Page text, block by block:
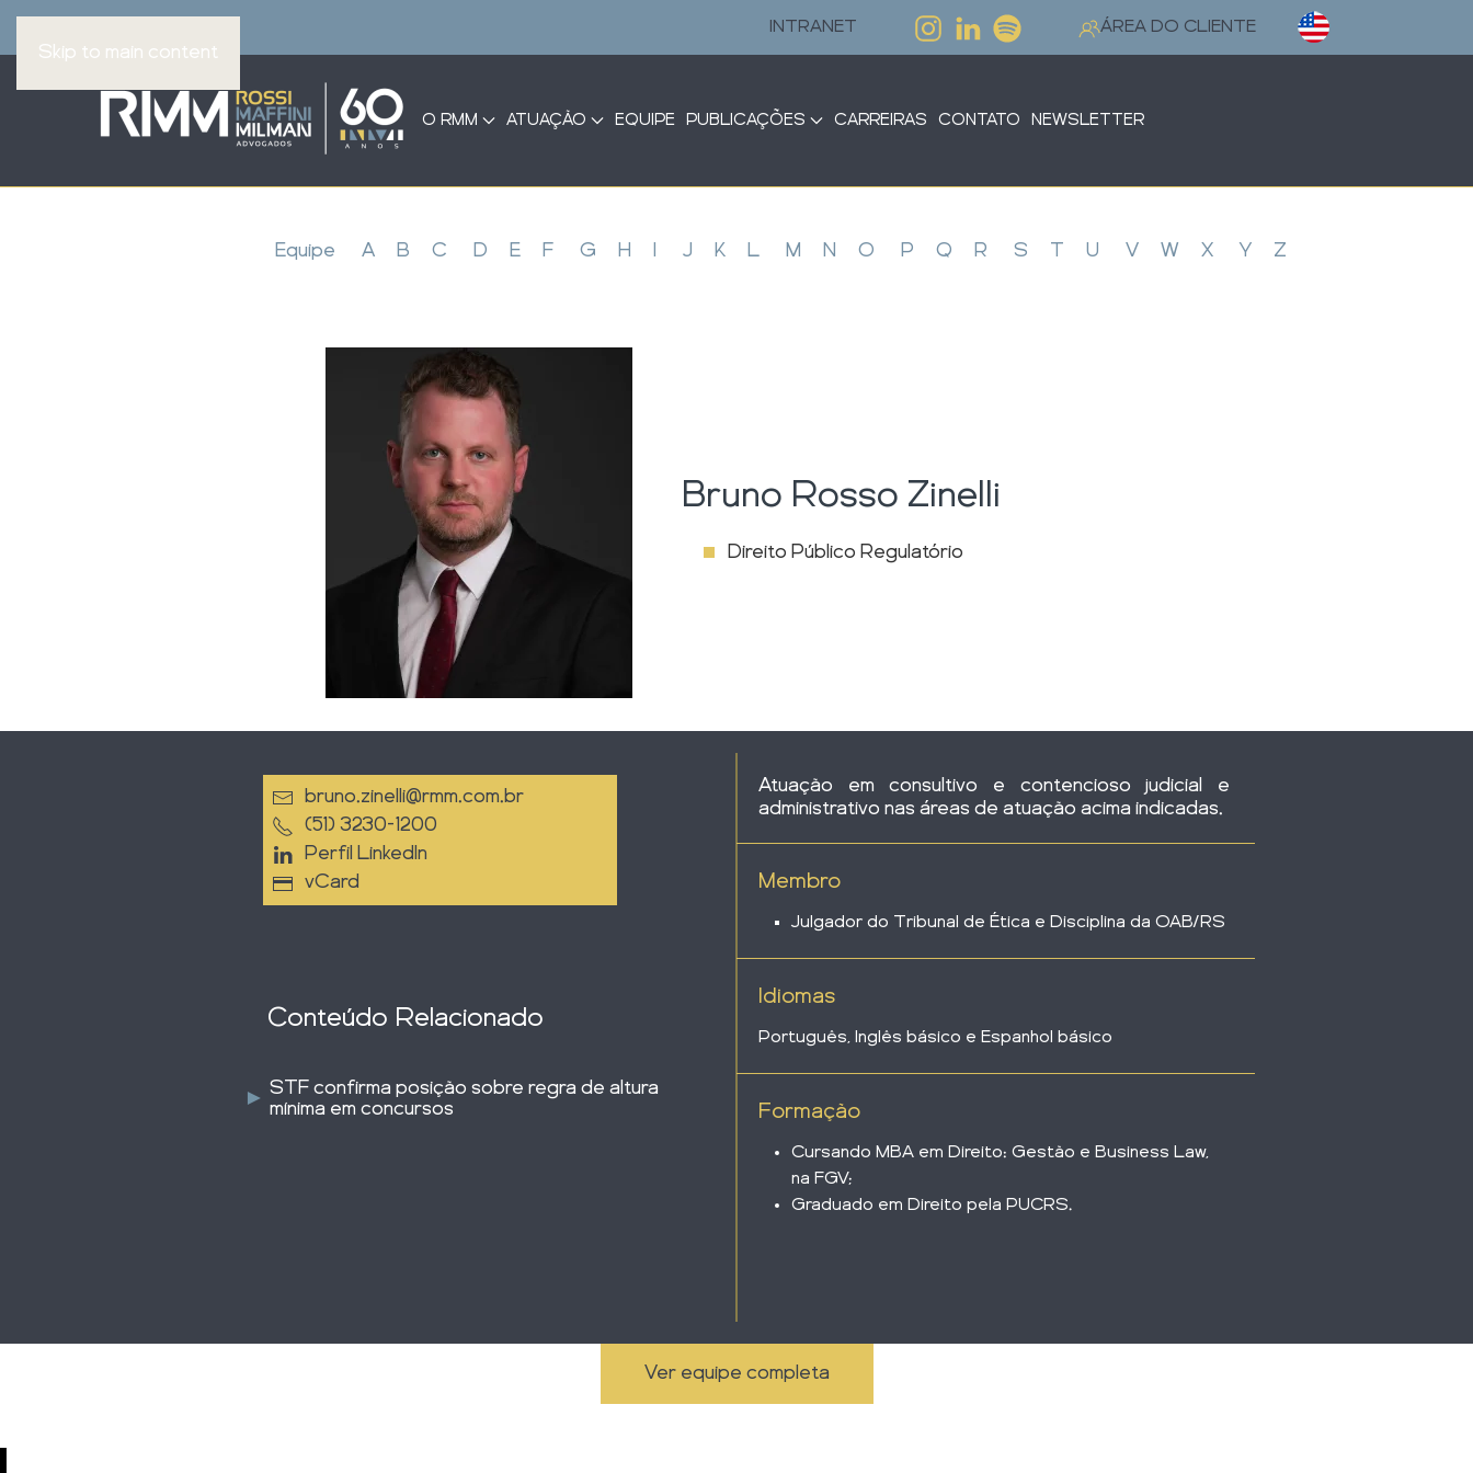
Skip to main content
INTRANET ÁREA DO CLIENTE Selecione o seu idioma
O RMM ATUAÇÃO EQUIPE PUBLICAÇÕES CARREIRAS CONTATO NEWSLETTER
Equipe A B C D E F G H J K L M N O P Q R S T U V W X Y Z
Bruno Rosso Zinelli
Direito Público Regulatório
bruno.zinelli@rmm.com.br
(51) 3230-1200
Perfil LinkedIn
vCard
Conteúdo Relacionado
STF confirma posição sobre regra de altura
mínima em concursos
Atuação em consultivo e contencioso judicial e
administrativo nas áreas de atuação acima indicadas.
Membro
Julgador do Tribunal de Ética e Disciplina da OAB/RS
Idiomas
Português, Inglês básico e Espanhol básico
Formação
Cursando MBA em Direito: Gestão e Business Law,
na FGV;
Graduado em Direito pela PUCRS.
Ver equipe completa